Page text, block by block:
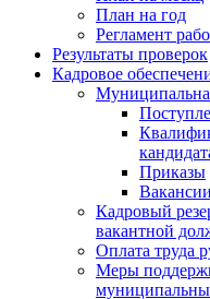
План на год
Регламент
Результаты проверок
Кадровое
Приказы
Вакансии
Кадровый
вакантной
Оплата труда
Меры